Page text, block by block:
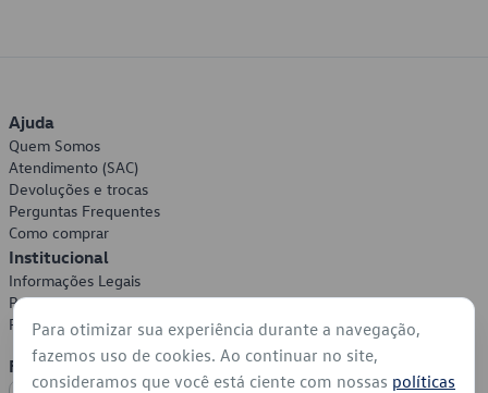
Ajuda
Quem Somos
Atendimento (SAC)
Devoluções e trocas
Perguntas Frequentes
Como comprar
Institucional
Informações Legais
Política de Privacidade
Política de Cookies
Formas de Pagamento
Para otimizar sua experiência durante a navegação,
fazemos uso de cookies. Ao continuar no site,
consideramos que você está ciente com nossas políticas